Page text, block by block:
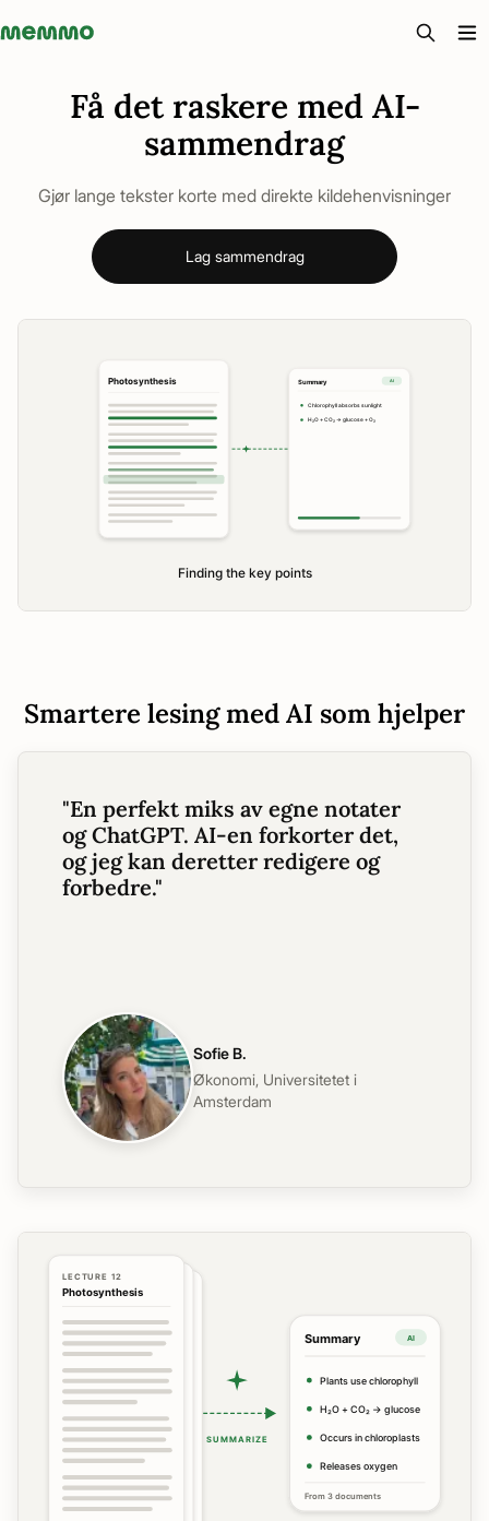
Memmo - AI-verktyg och digital kurslitteratur
Få det raskere med AI-
sammendrag
Gjør lange tekster korte med direkte kildehenvisninger
Lag sammendrag
Smartere lesing med AI som hjelper
"En perfekt miks av egne notater
og ChatGPT. AI-en forkorter det,
og jeg kan deretter redigere og
forbedre."
Sofie B.
Økonomi, Universitetet i
Amsterdam